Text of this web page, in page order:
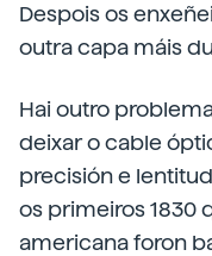
Despois os
outra capa máis
Hai outro
deixar o cable
precisión e
os primeiros 1830
americana foron